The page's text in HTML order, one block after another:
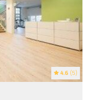
4.6 (5)